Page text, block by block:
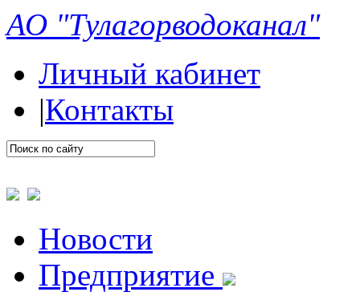
АО "Тулагорводоканал"
Личный кабинет
|Контакты
Новости
Предприятие